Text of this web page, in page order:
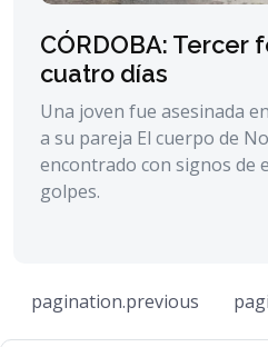
CÓRDOBA: Tercer
cuatro días
Una joven fue asesinada
a su pareja El cuerpo de
encontrado con signos de
golpes.
pagination.previous